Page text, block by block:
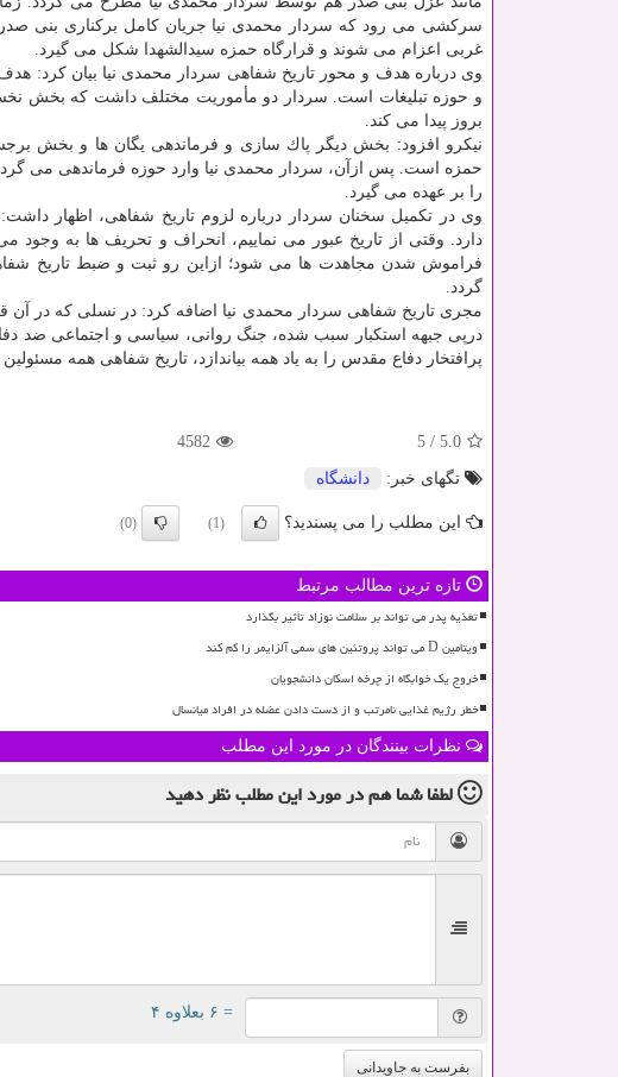
سركشی می رود كه سردار محمدی نیا جریان كامل بركناری بنی صدر و
غربی اعزام می شوند و قرارگاه حمزه سیدالشهدا شكل می گیرد.
وی درباره هدف و محور تاریخ شفاهی سردار محمدی نیا بیان كرد:
و حوزه تبلیغات است. سردار دو مأموریت مختلف داشت كه بخش
بروز پیدا می كند.
نیكرو افزود: بخش دیگر پاك سازی و فرماندهی یگان ها و بخش
حمزه است. پس ازآن، سردار محمدی نیا وارد حوزه فرماندهی می
را بر عهده می گیرد.
وی در تكمیل سخنان سردار درباره لزوم تاریخ شفاهی، اظهار
دارد. وقتی از تاریخ عبور می نماییم، انحراف و تحریف ها به
فراموش شدن مجاهدت ها می شود؛ ازاین رو ثبت و ضبط تاریخ
گردد.
مجری تاریخ شفاهی سردار محمدی نیا اضافه كرد: در نسلی كه در
درپی جبهه استكبار سبب شده، جنگ روانی، سیاسی و اجتماعی ضد
پرافتخار دفاع مقدس را به یاد همه بیاندازد، تاریخ شفاهی همه
5.0
/
5
4582
تگهای خبر:
دانشگاه
این مطلب را می پسندید؟ (1)
(0)
تازه ترین مطالب مرتبط
تغذیه پدر می تواند بر سلامت نوزاد تأثیر بگذارد
ویتامین D می تواند پروتئین های سمی آلزایمر را کم کند
خروج یک خوابگاه از چرخه اسکان دانشجویان
خطر رژیم غذایی نامرتب و از دست دادن عضله در افراد میانسال
نظرات بینندگان در مورد این مطلب
لطفا شما همدر مورد این مطلبنظر دهید
= ۶ بعلاوه ۴
بفرست به جاویدانی